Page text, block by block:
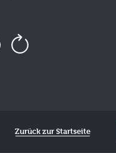
Zurück zur Startseite